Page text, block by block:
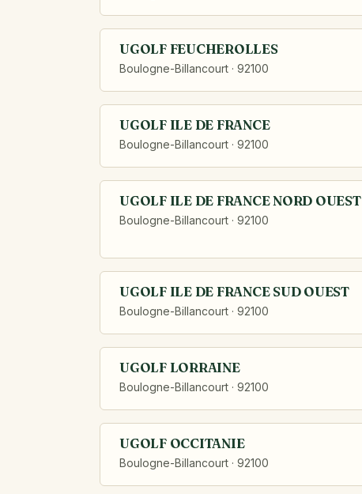
UGOLF FEUCHEROLLES
Boulogne-Billancourt · 92100
UGOLF ILE DE FRANCE
Boulogne-Billancourt · 92100
UGOLF ILE DE FRANCE NORD OUEST
Boulogne-Billancourt · 92100
UGOLF ILE DE FRANCE SUD OUEST
Boulogne-Billancourt · 92100
UGOLF LORRAINE
Boulogne-Billancourt · 92100
UGOLF OCCITANIE
Boulogne-Billancourt · 92100